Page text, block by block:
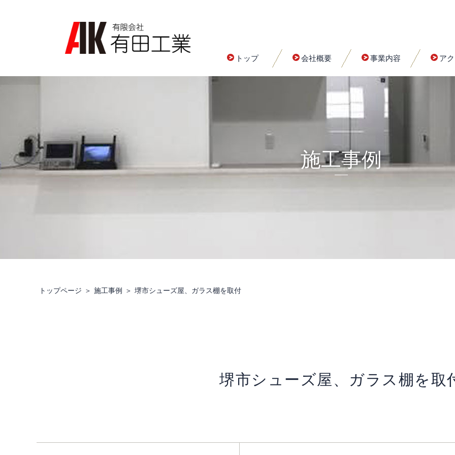
トップ 会社概要 事業内容 ア
施工事例
トップページ 施工事例 堺市シューズ屋、ガラス棚を取付
堺市シューズ屋、ガラス棚を取